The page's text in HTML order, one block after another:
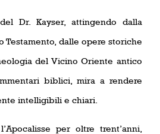
Dr. Kayser, attingendo dalla
Testamento, dalle opere storiche
del Vicino Oriente antico
biblici, mira a rendere
intelligibili e chiari.
per oltre trent’anni,